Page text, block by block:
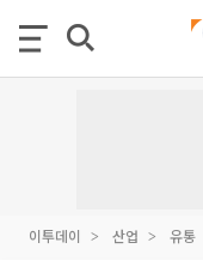
이투데이 산업 유통